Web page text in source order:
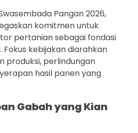
Pangan 2026,
komitmen untuk
pertanian sebagai fondasi
Fokus kebijakan diarahkan
produksi, perlindungan
hasil panen yang
Gabah yang Kian